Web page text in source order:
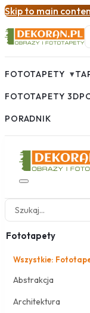
Skip to main
FOTOTAPETY ▾
FOTOTAPETY 3D
PORADNIK
Fototapety
Wszystkie:
Abstrakcja
Architektura